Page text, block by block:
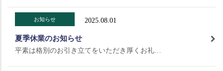
お知らせ 2025.08.01
夏季休業のお知らせ
平素は格別のお引き立てをいただき厚くお礼…